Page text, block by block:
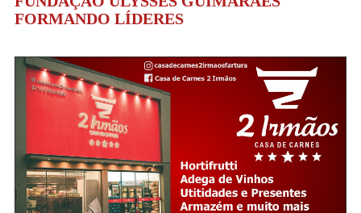
FORMANDO LÍDERES